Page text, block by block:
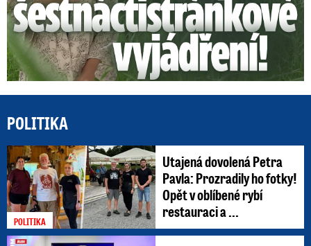
POLITIKA
POLITIKA
Utajená dovolená Petra
Pavla: Prozradily ho fotky!
Opět v oblíbené rybí
restauraci a ...